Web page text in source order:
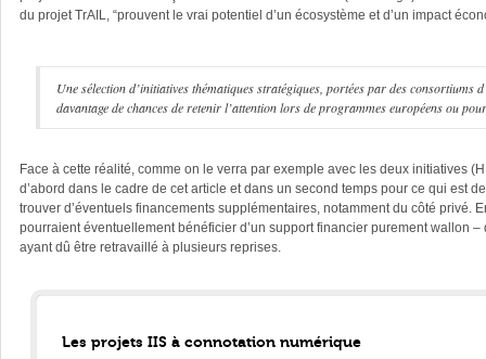
du projet TrAIL, “prouvent le vrai potentiel d’un écosystème et d’un impact
Une sélection d’initiatives thématiques stratégiques, portées par des
davantage de chances de retenir l’attention lors de programmes européens ou
Face à cette réalité, comme on le verra par exemple avec les deux initiatives
d’abord dans le cadre de cet article et dans un second temps pour ce qui est
trouver d’éventuels financements supplémentaires, notamment du côté
pourraient éventuellement bénéficier d’un support financier purement wallon
ayant dû être retravaillé à plusieurs reprises.
Les projets IIS à connotation numérique